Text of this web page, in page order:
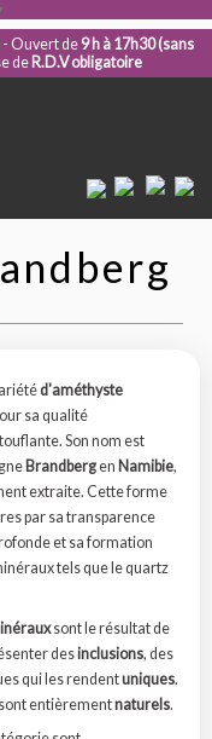
- Ouvert de9 h à 17h30 (sans
de R.D.V obligatoire
d'améthyste
sa qualité
Son nom est
Brandberg en Namibie,
extraite. Cette forme
par sa transparence
et sa formation
tels que le quartz
sont le résultat de
desinclusions, des
qui les rendentuniques.
sont entièrementnaturels.